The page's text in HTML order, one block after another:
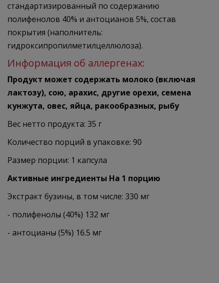
стандартизированный по содержанию
полифенолов 40% и антоцианов 5%, состав
покрытия (наполнитель:
гидроксипропилметилцеллюлоза).
Информация об аллергенах:
Продукт может содержать молоко (включая
лактозу), сою, арахис, другие орехи, семена
кунжута, овес, яйца, ракообразных, рыбу
Вес нетто продукта: 35 г
Количество порций в упаковке: 90
Размер порции: 1 капсула
Активные ингредиенты На 1 порцию
Экстракт бузины, в том числе: 330 мг
- полифенолы (40%) 132 мг
- антоцианы (5%) 16.5 мг